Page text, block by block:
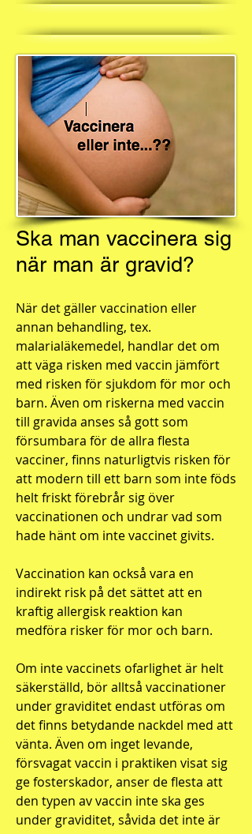
Ska man vaccinera sig
när man är gravid?
När det gäller vaccination eller
annan behandling, tex.
malarialäkemedel, handlar det om
att väga risken med vaccin jämfört
med risken för sjukdom för mor och
barn. Även om riskerna med vaccin
till gravida anses så gott som
försumbara för de allra flesta
vacciner, finns naturligtvis risken för
att modern till ett barn som inte föds
helt friskt förebrår sig över
vaccinationen och undrar vad som
hade hänt om inte vaccinet givits.
Vaccination kan också vara en
indirekt risk på det sättet att en
kraftig allergisk reaktion kan
medföra risker för mor och barn.
Om inte vaccinets ofarlighet är helt
säkerställd, bör alltså vaccinationer
under graviditet endast utföras om
det finns betydande nackdel med att
vänta. Även om inget levande,
försvagat vaccin i praktiken visat sig
ge fosterskador, anser de flesta att
den typen av vaccin inte ska ges
under graviditet, såvida det inte är